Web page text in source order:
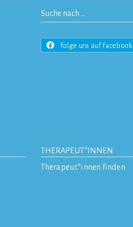
folge uns auf facebook
THERAPEUT*INNEN
Therapeut*innen finden